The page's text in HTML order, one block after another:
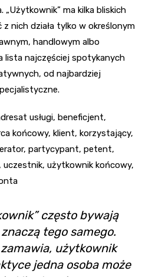
„Użytkownik” ma kilka bliskich
nich działa tylko w określonym
handlowym albo
lista najczęściej spotykanych
od najbardziej
usługi, beneficjent,
końcowy, klient, korzystający,
partycypant, petent,
użytkownik końcowy,
często bywają
tego samego.
użytkownik
jedna osoba może